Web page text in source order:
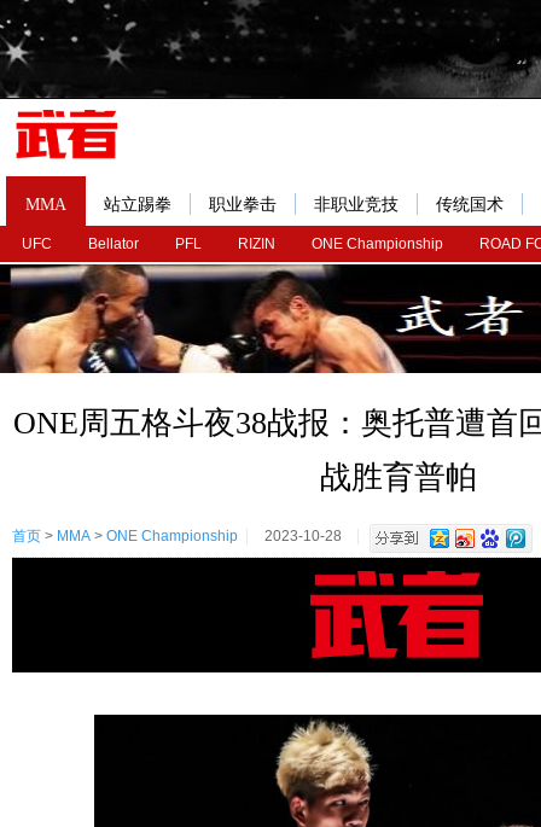
MMA
UFC Bellator PFL RIZIN ONE Championship ROAD
站立踢拳 职业拳击 非职业竞技 传统国术
ONE周五格斗夜38战报：奥托普遭首
战胜育普帕
首页 > MMA > ONE Championship 2023-10-28